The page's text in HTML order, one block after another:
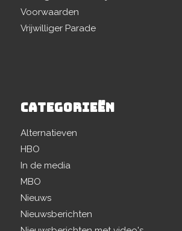
Voorwaarden
Vrijwilliger Parade
CATEGORIEËN
Alternatieven
HBO
In de media
MBO
Nieuws
Nieuwsberichten